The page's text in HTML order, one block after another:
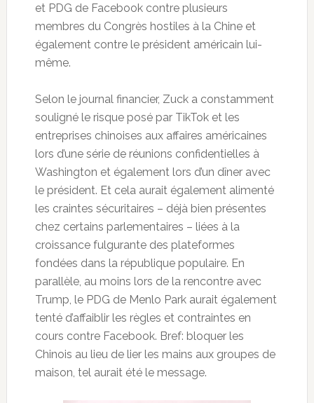
et PDG de Facebook contre plusieurs
membres du Congrès hostiles à la Chine et
également contre le président américain lui-
même.
Selon le journal financier, Zuck a constamment
souligné le risque posé par TikTok et les
entreprises chinoises aux affaires américaines
lors d’une série de réunions confidentielles à
Washington et également lors d’un dîner avec
le président. Et cela aurait également alimenté
les craintes sécuritaires – déjà bien présentes
chez certains parlementaires – liées à la
croissance fulgurante des plateformes
fondées dans la république populaire. En
parallèle, au moins lors de la rencontre avec
Trump, le PDG de Menlo Park aurait également
tenté d’affaiblir les règles et contraintes en
cours contre Facebook. Bref: bloquer les
Chinois au lieu de lier les mains aux groupes de
maison, tel aurait été le message.